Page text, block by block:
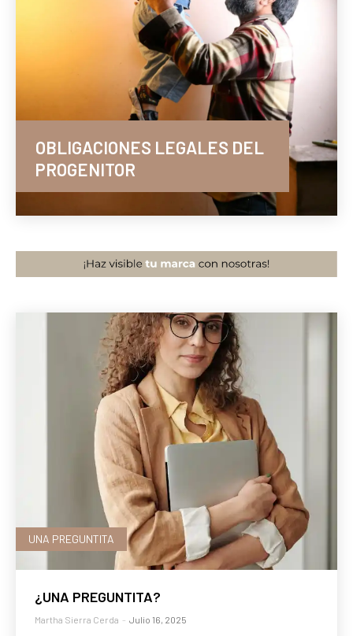
OBLIGACIONES LEGALES DEL
PROGENITOR
UNA PREGUNTITA
¿UNA PREGUNTITA?
Martha Sierra Cerda - Julio 16, 2025